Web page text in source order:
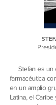
Stefan es un
farmacéutica
en un amplio
Latina, el